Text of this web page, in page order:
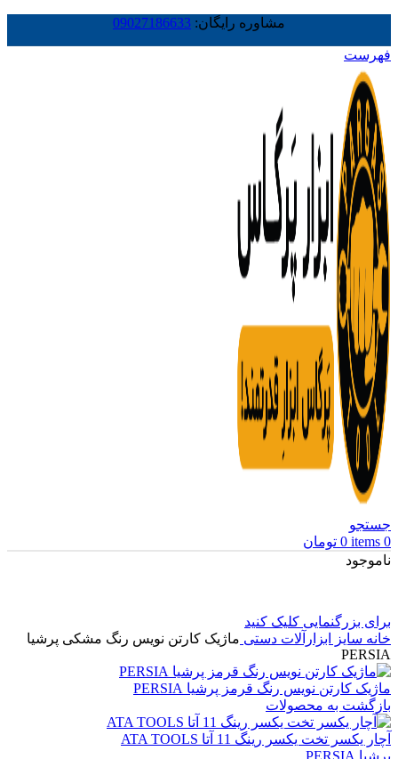
مشاوره رایگان: 09027186633
فهرست
جستجو
0
items
0 تومان
ناموجود
برای بزرگنمایی کلیک کنید
خانه سایز ابزارآلات دستی ماژیک کارتن نویس رنگ مشکی پرشیا
PERSIA
ماژیک کارتن نویس رنگ قرمز پرشیا PERSIA
بازگشت به محصولات
آچار یکسر تخت یکسر رینگ 11 آتا ATA TOOLS
پرشیا PERSIA